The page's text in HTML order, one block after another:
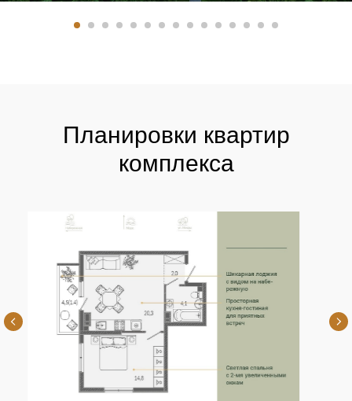
Планировки квартир
комплекса